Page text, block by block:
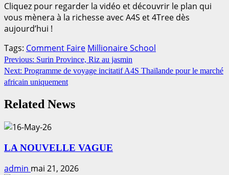
Cliquez pour regarder la vidéo et découvrir le plan qui
vous mènera à la richesse avec A4S et 4Tree dès
aujourd’hui !
Tags: Comment Faire Millionaire School
Continue
Reading
Previous: Surin Province, Riz au jasmin
Next: Programme de voyage incitatif A4S Thaïlande pour le marché
africain uniquement
Related News
LA NOUVELLE VAGUE
admin mai 21, 2026